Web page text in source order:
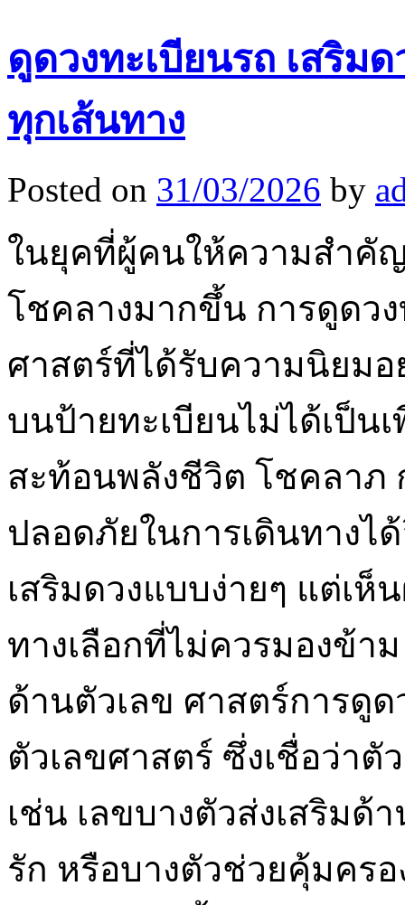
ดูดวงทะเบียนรถ เสริม
ทุกเส้นทาง
Posted on 31/03/2026 by
ในยุคที่ผู้คนให้ความสำคัญ
โชคลางมากขึ้น การดูดว
ศาสตร์ที่ได้รับความนิยมอ
บนป้ายทะเบียนไม่ได้เป็น
สะท้อนพลังชีวิต โชคลาภ
ปลอดภัยในการเดินทาง
เสริมดวงแบบง่ายๆ แต่เห็
ทางเลือกที่ไม่ควรมองข้า
ด้านตัวเลข ศาสตร์การดู
ตัวเลขศาสตร์ ซึ่งเชื่อว่าตั
เช่น เลขบางตัวส่งเสริมด้
รัก หรือบางตัวช่วยคุ้มคร